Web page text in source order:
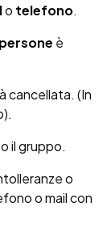
o telefono.
persone è
cancellata. (In
il gruppo.
o
o mail con